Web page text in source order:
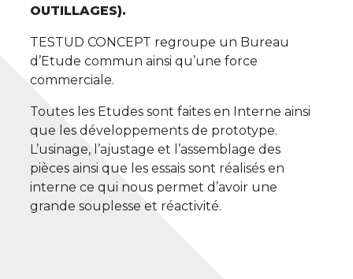
OUTILLAGES).
TESTUD CONCEPT regroupe un Bureau
d’Etude commun ainsi qu’une force
commerciale.
Toutes les Etudes sont faites en Interne ainsi
que les développements de prototype.
L’usinage, l’ajustage et l’assemblage des
pièces ainsi que les essais sont réalisés en
interne ce qui nous permet d’avoir une
grande souplesse et réactivité.